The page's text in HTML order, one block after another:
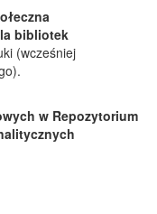
bibliotek
(wcześniej
w Repozytorium